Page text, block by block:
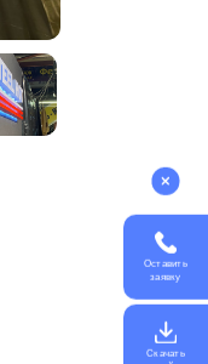
Оставить
заявку
Скачать